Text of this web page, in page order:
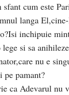
sfant cum este
langa
inchipuie
lege si sa
nu e
pe pamant?
ca Adevarul nu